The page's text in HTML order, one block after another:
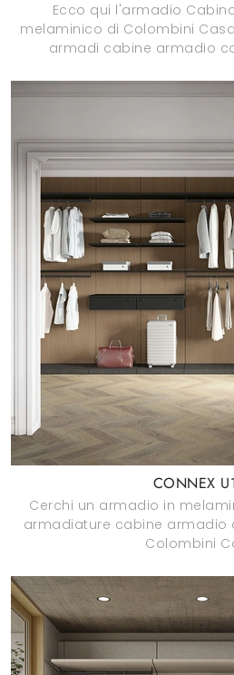
Ecco qui l'armadio
melaminico di Colombini
armadi cabine armadio
CONNEX
Cerchi un armadio in
armadiature cabine armadio
Colombini